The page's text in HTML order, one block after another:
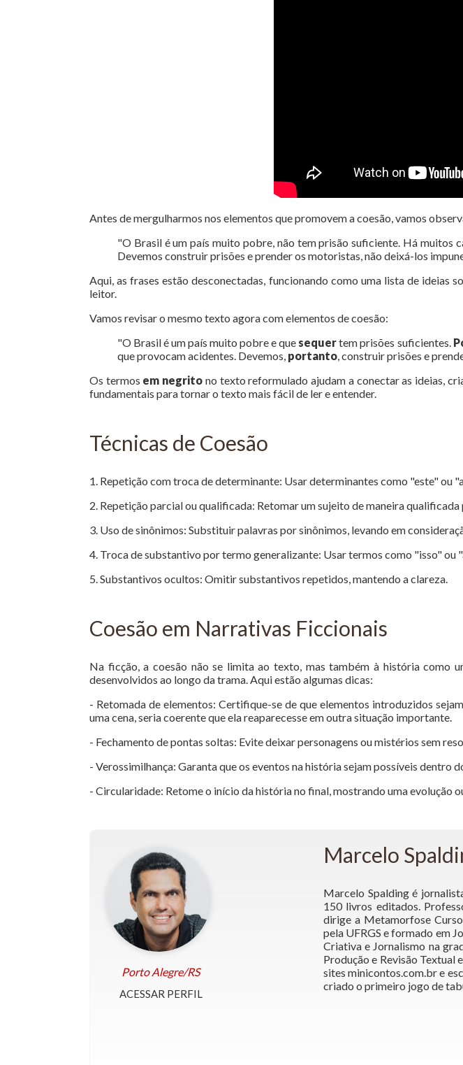
Antes de mergulharmos nos elementos que promovem a coesão, vamos
"O Brasil é um país muito pobre, não tem prisão suficiente. Há muitos
Devemos construir prisões e prender os motoristas, não deixá-los
Aqui, as frases estão desconectadas, funcionando como uma lista de ideias
leitor.
Vamos revisar o mesmo texto agora com elementos de coesão:
"O Brasil é um país muito pobre e que sequertem prisões suficientes.
que provocam acidentes. Devemos, portanto, construir prisões e
Os termos em negrito no texto reformulado ajudam a conectar as ideias,
fundamentais para tornar o texto mais fácil de ler e entender.
Técnicas de Coesão
1. Repetição com troca de determinante: Usar determinantes como "este" ou
2. Repetição parcial ou qualificada: Retomar um sujeito de maneira
3. Uso de sinônimos: Substituir palavras por sinônimos, levando em
4. Troca de substantivo por termo generalizante: Usar termos como "isso" ou
5. Substantivos ocultos: Omitir substantivos repetidos, mantendo a clareza.
Coesão em Narrativas Ficcionais
Na ficção, a coesão não se limita ao texto, mas também à história como
desenvolvidos ao longo da trama. Aqui estão algumas dicas:
- Retomada de elementos: Certifique-se de que elementos introduzidos
uma cena, seria coerente que ela reaparecesse em outra situação importante.
- Fechamento de pontas soltas: Evite deixar personagens ou mistérios sem
- Verossimilhança: Garanta que os eventos na história sejam possíveis dentro
- Circularidade: Retome o início da história no final, mostrando uma evolução
Porto Alegre/RS
ACESSAR PERFIL
Marcelo
Marcelo Spalding é
150 livros editados.
dirige a Metamorfose
pela UFRGS e formado em
Criativa e Jornalismo na
Produção e Revisão
sites minicontos.com.br e
criado o primeiro jogo de